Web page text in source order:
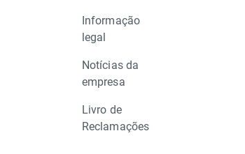
Informação
legal
Notícias da
empresa
Livro de
Reclamações